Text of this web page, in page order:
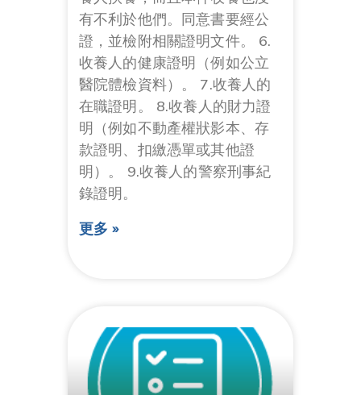
有不利於他們。同意書要經公
證，並檢附相關證明文件。 6.
收養人的健康證明（例如公立
醫院體檢資料）。 7.收養人的
在職證明。 8.收養人的財力證
明（例如不動產權狀影本、存
款證明、扣繳憑單或其他證
明）。 9.收養人的警察刑事紀
錄證明。
更多 »